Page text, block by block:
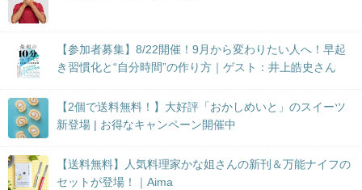
【参加者募集】8/22開催！9月から変わりたい人へ！早起
き習慣化と“自分時間”の作り方｜ゲスト：井上皓史さん
【2個で送料無料！】大好評「おかしめいと」のスイーツ
新登場 | お得なキャンペーン開催中
【送料無料】人気料理家かな姐さんの新刊＆万能ナイフの
セットが登場！｜Aima